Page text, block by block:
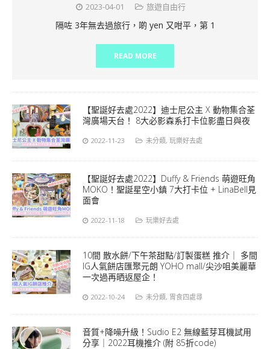
2023-04-01 旅遊自由行
隔咗 3年無去過旅行，啲 yen 又咁平，第 1
READ MORE
【聖誕好去處2022】迪士尼公主 X 動物集合荃
灣廣場天台！ 8大必影森系打卡位影盡日與夜
2022-11-23 未分類, 玩樂好去處
【聖誕好去處2022】Duffy & Friends 萌遊旺角
MOKO！聖誕星空小鎮 7大打卡位 + LinaBell見
面會
2022-11-18 玩樂好去處
10間 散水餅/下午茶甜點/訂製蛋糕 推介｜ 多間
IG人氣餅店匯聚元朗 YOHO mall/尖沙咀美麗華
一次過再晒返屋企！
2022-10-24 未分類, 胃食四處尋
音質+降噪升級！Sudio E2 無線藍芽耳機試用
分享｜2022耳機推介 (附 85折code)